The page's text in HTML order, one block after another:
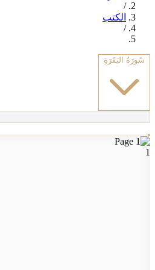
/
الكتب
/
سُورَةُ البَقَرَةِ
1